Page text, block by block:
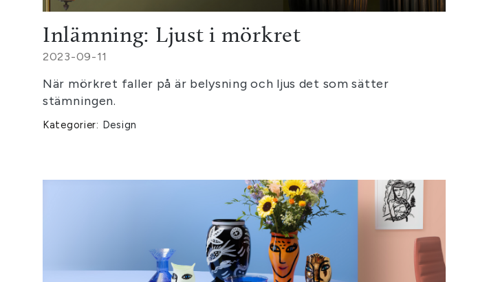
Inlämning: Ljust i mörkret
2023-09-11
När mörkret faller på är belysning och ljus det som sätter
stämningen.
Kategorier: Design